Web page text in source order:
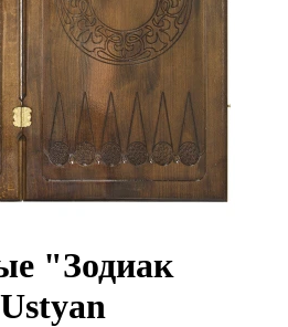
"Зодиак